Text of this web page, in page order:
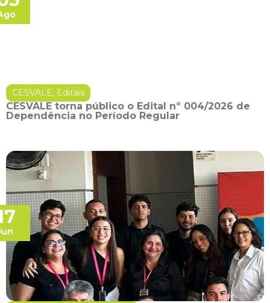
CESVALE, Editais
CESVALE torna público o Edital nº 004/2026 de
Dependência no Período Regular